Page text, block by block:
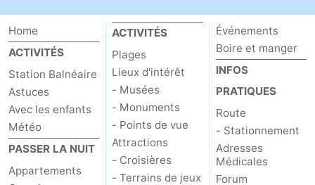
Home
ACTIVITÉS
Station Balnéaire
Astuces
Avec les enfants
Météo
PASSER LA NUIT
Appartements
ACTIVITÉS
Plages
Lieux d'intérêt
- Musées
- Monuments
- Points de vue
Attractions
- Croisières
- Terrains de jeux
Événements
Boire et manger
INFOS
PRATIQUES
Route
- Stationnement
Adresses
Médicales
Forum